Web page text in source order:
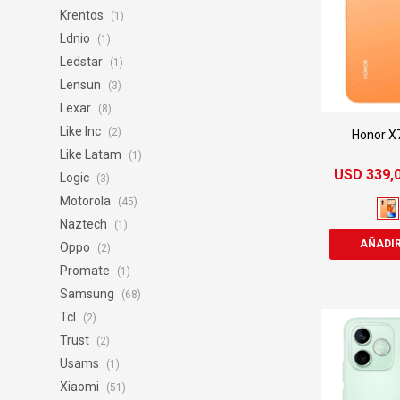
Krentos (1)
Ldnio (1)
Ledstar (1)
Lensun (3)
Lexar (8)
Like Inc (2)
Like Latam (1)
Logic (3)
Motorola (45)
Naztech (1)
Oppo (2)
Promate (1)
Samsung (68)
Tcl (2)
Trust (2)
Usams (1)
Xiaomi (51)
Honor
USD